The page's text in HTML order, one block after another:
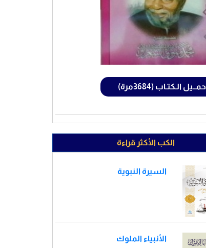
حمــيل الـكتـاب (3684مرة)
الكب الأكثر قراءة
السيرة النبوية
الأنبياء الملوك